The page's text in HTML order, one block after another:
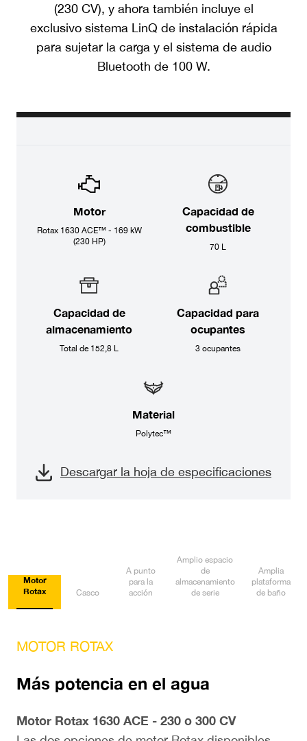
(230 CV), y ahora también incluye el
exclusivo sistema LinQ de instalación rápida
para sujetar la carga y el sistema de audio
Bluetooth de 100 W.
Motor
Rotax 1630 ACE™ - 169 kW
(230 HP)
Capacidad de
combustible
70 L
Capacidad de
almacenamiento
Total de 152,8 L
Capacidad para
ocupantes
3 ocupantes
Material
Polytec™
Descargar la hoja de especificaciones
Motor
Rotax
Casco
A punto
para la
acción
Amplio espacio
de
almacenamiento
de serie
Amplia
plataforma
de baño
MOTOR ROTAX
Más potencia en el agua
Motor Rotax 1630 ACE - 230 o 300 CV